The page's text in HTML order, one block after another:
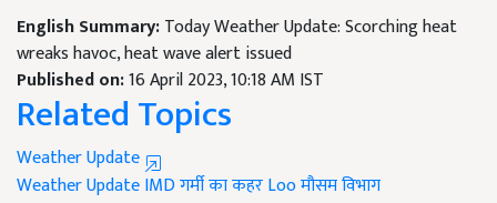
English Summary:Today Weather Update: Scorching heat
wreaks havoc, heat wave alert issued
Published on:16 April 2023, 10:18 AM IST
Related Topics
Weather Update
Weather UpdateIMDगर्मी का कहरLooमौसम विभाग